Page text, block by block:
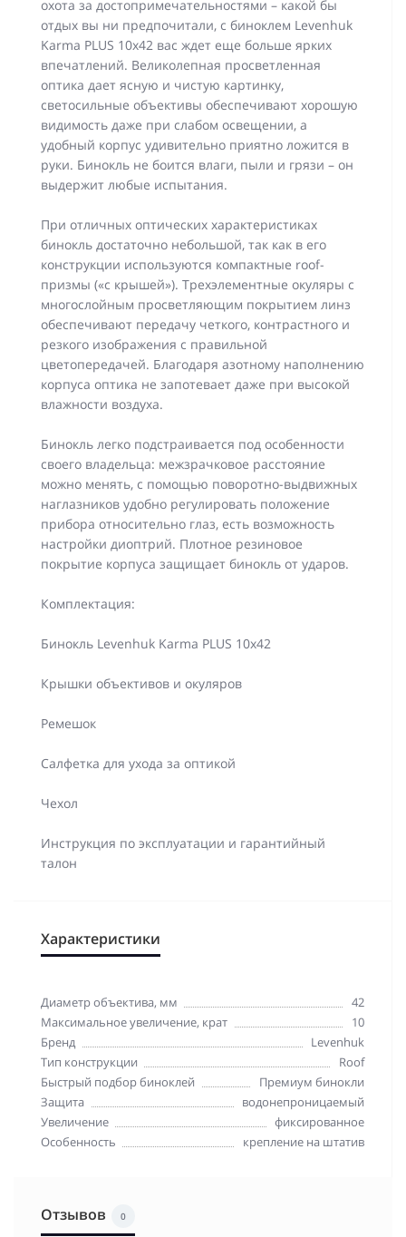
охота за достопримечательностями – какой бы
отдых вы ни предпочитали, с биноклем Levenhuk
Karma PLUS 10x42 вас ждет еще больше ярких
впечатлений. Великолепная просветленная
оптика дает ясную и чистую картинку,
светосильные объективы обеспечивают хорошую
видимость даже при слабом освещении, а
удобный корпус удивительно приятно ложится в
руки. Бинокль не боится влаги, пыли и грязи – он
выдержит любые испытания.
При отличных оптических характеристиках
бинокль достаточно небольшой, так как в его
конструкции используются компактные roof-
призмы («с крышей»). Трехэлементные окуляры с
многослойным просветляющим покрытием линз
обеспечивают передачу четкого, контрастного и
резкого изображения с правильной
цветопередачей. Благодаря азотному наполнению
корпуса оптика не запотевает даже при высокой
влажности воздуха.
Бинокль легко подстраивается под особенности
своего владельца: межзрачковое расстояние
можно менять, с помощью поворотно-выдвижных
наглазников удобно регулировать положение
прибора относительно глаз, есть возможность
настройки диоптрий. Плотное резиновое
покрытие корпуса защищает бинокль от ударов.
Комплектация:
Бинокль Levenhuk Karma PLUS 10x42
Крышки объективов и окуляров
Ремешок
Салфетка для ухода за оптикой
Чехол
Инструкция по эксплуатации и гарантийный
талон
Характеристики
Диаметр объектива, мм
42
Максимальное увеличение, крат
10
Бренд
Levenhuk
Тип конструкции
Roof
Быстрый подбор биноклей
Премиум бинокли
Защита
водонепроницаемый
Увеличение
фиксированное
Особенность
крепление на штатив
Отзывов 0